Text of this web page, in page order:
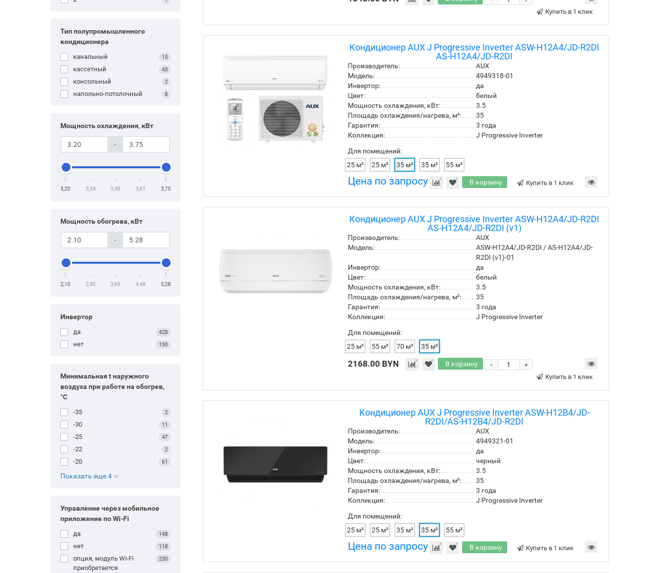
Тип полупромышленного
кондиционера
канальный 15
кассетный 43
консольный 2
напольно-потолочный 8
Мощность охлаждения, кВт
-
3,20 3,34 3,48 3,61 3,75
Мощность обогрева, кВт
-
2,10 2,90 3,69 4,48 5,28
Инвертор
да 428
нет 130
Минимальная t наружного
воздуха при работе на обогрев,
°С
-35 2
-30 11
-25 47
-22 2
-20 61
Показать еще 4
Управление через мобильное
приложение по Wi-Fi
да 148
нет 118
опция, модуль Wi-Fi
приобретается
230
Купить в 1 клик
Кондиционер AUX J Progressive Inverter ASW-H12A4/JD-R2DI
AS-H12A4/JD-R2DI
Производитель:
AUX
Модель:
4949318-01
Инвертор:
да
Цвет:
белый
Мощность охлаждения, кВт:
3.5
Площадь охлаждения/нагрева, м²:
35
Гарантия:
3 года
Коллекция:
J Progressive Inverter
Для помещений:
25 м²
25 м² 35 м² 35 м² 55 м²
Цена по запросу В корзину Купить в 1 клик
Кондиционер AUX J Progressive Inverter ASW-H12A4/JD-R2DI
AS-H12A4/JD-R2DI (v1)
Производитель:
AUX
Модель:
ASW-H12A4/JD-R2DI / AS-H12A4/JD-
R2DI (v1)-01
Инвертор:
да
Цвет:
белый
Мощность охлаждения, кВт:
3.5
Площадь охлаждения/нагрева, м²:
35
Гарантия:
3 года
Коллекция:
J Progressive Inverter
Для помещений:
25 м²
55 м² 70 м² 35 м²
2168.00 BYN +
-
В корзину
Купить в 1 клик
Кондиционер AUX J Progressive Inverter ASW-H12B4/JD-
R2DI/AS-H12B4/JD-R2DI
Производитель:
AUX
Модель:
4949321-01
Инвертор:
да
Цвет:
черный
Мощность охлаждения, кВт:
3.5
Площадь охлаждения/нагрева, м²:
35
Гарантия:
3 года
Коллекция:
J Progressive Inverter
Для помещений:
25 м²
25 м² 35 м² 35 м² 55 м²
Цена по запросу В корзину Купить в 1 клик